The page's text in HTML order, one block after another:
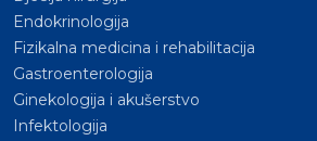
Endokrinologija
Fizikalna medicina i rehabilitacija
Gastroenterologija
Ginekologija i akušerstvo
Infektologija